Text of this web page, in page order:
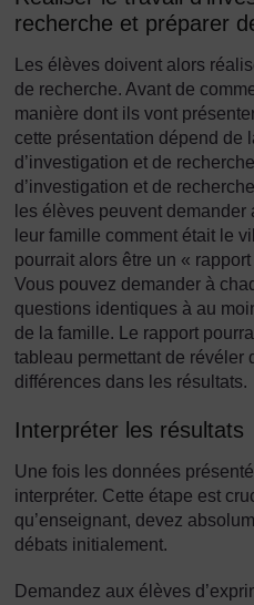
recherche et préparer
Les élèves doivent alors
de recherche. Avant de
manière dont ils vont
cette présentation dépend de
d’investigation et de
d’investigation et de
les élèves peuvent
leur famille comment était le
pourrait alors être un «
Vous pouvez demander à
questions identiques à au
de la famille. Le rapport
tableau permettant de révéler
différences dans les résultats.
Interpréter les résultats
Une fois les données
interpréter. Cette étape est
qu’enseignant, devez
débats initialement.
Demandez aux élèves